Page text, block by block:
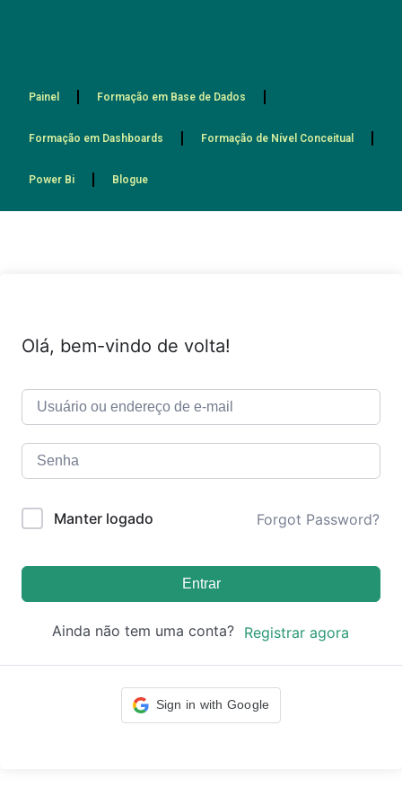
Painel Formação em Base de Dados
Formação em Dashboards Formação de Nível Conceitual
Power Bi Blogue
Olá, bem-vindo de volta!
Manter logado Forgot Password?
Entrar
Ainda não tem uma conta? Registrar agora
Sign in with Google